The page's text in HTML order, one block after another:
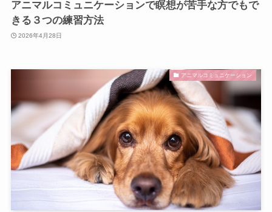
アニマルコミュニケーションで瞑想が苦手な方でもで
きる３つの練習方法
2026年4月28日
アニマルコミュニケーション